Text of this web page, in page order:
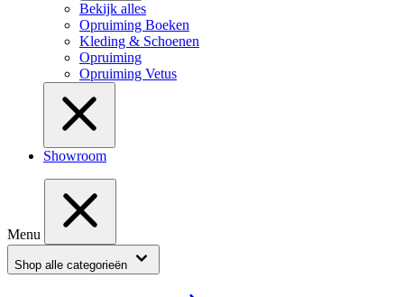
Bekijk alles
Opruiming Boeken
Kleding & Schoenen
Opruiming
Opruiming Vetus
Showroom
Menu
Shop alle categorieën